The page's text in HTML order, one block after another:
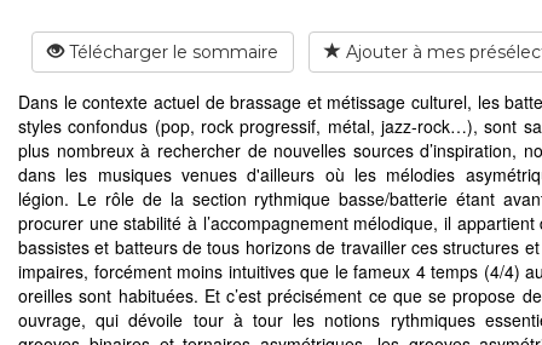
Télécharger le sommaire Ajouter à mes
Dans le contexte actuel de brassage et métissage culturel, les
styles confondus (pop, rock progressif, métal, jazz-rock…), sont
plus nombreux à rechercher de nouvelles sources d’inspiration,
dans les musiques venues d'ailleurs où les mélodies
légion. Le rôle de la section rythmique basse/batterie étant
procurer une stabilité à l’accompagnement mélodique, il appartient
bassistes et batteurs de tous horizons de travailler ces structures
impaires, forcément moins intuitives que le fameux 4 temps (4/4)
oreilles sont habituées. Et c’est précisément ce que se propose
ouvrage, qui dévoile tour à tour les notions rythmiques